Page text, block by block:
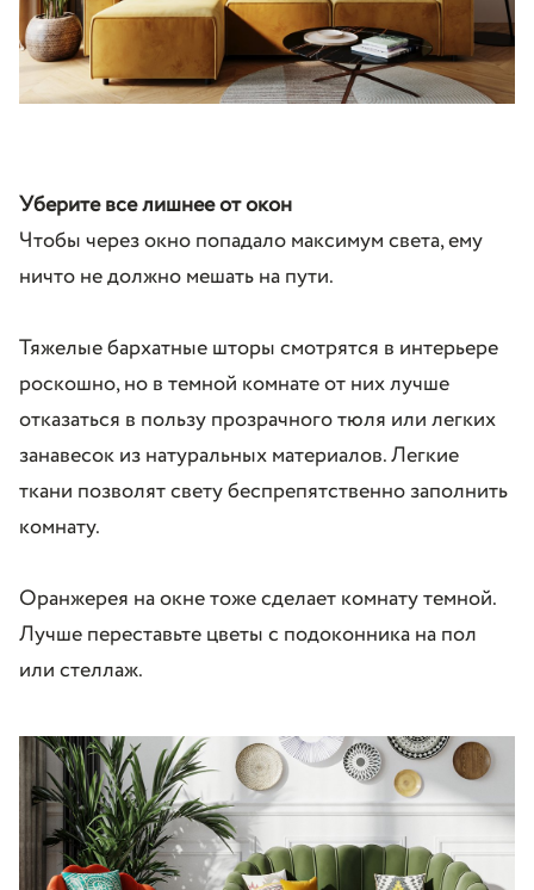
Уберите все лишнее от окон
Чтобы через окно попадало максимум света, ему
ничто не должно мешать на пути.
Тяжелые бархатные шторы смотрятся в интерьере
роскошно, но в темной комнате от них лучше
отказаться в пользу прозрачного тюля или легких
занавесок из натуральных материалов. Легкие
ткани позволят свету беспрепятственно заполнить
комнату.
Оранжерея на окне тоже сделает комнату темной.
Лучше переставьте цветы с подоконника на пол
или стеллаж.